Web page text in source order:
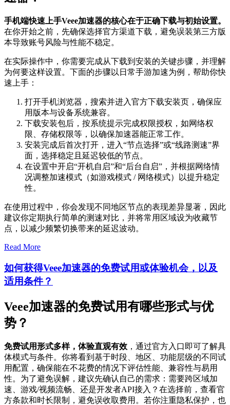
手机端快速上手Veee加速器的核心在于正确下载与初始设置。
在你开始之前，先确保选择官方渠道下载，避免误装第三方版
本导致账号风险与性能不稳定。
在实际操作中，你需要完成从下载到安装的关键步骤，并理解
为何要这样设置。下面的步骤以日常手游加速为例，帮助你快
速上手：
打开手机浏览器，搜索并进入官方下载安装页，确保应
用版本与设备系统兼容。
下载安装包后，按系统提示完成权限授权，如网络权
限、存储权限等，以确保加速器能正常工作。
安装完成后首次打开，进入“节点选择”或“线路测速”界
面，选择稳定且延迟较低的节点。
在设置中开启“开机自启”和“后台自启”，并根据网络情
况调整加速模式（如游戏模式 / 网络模式）以提升稳定
性。
在使用过程中，你会发现不同地区节点的表现差异显著，因此
建议你定期执行简单的测速对比，并将常用区域设为收藏节
点，以减少频繁切换带来的延迟波动。
Read More
如何获得Veee加速器的免费试用或体验机会，以及
适用条件？
Veee加速器的免费试用有哪些形式与优
势？
免费试用形式多样，体验直观有效 ，通过官方入口即可了解具
体模式与条件。你将看到基于时段、地区、功能层级的不同试
用配置，确保能在不花费的情况下评估性能、兼容性与易用
性。为了避免误解，建议先确认自己的需求：需要跨区域加
速、游戏/视频流畅、还是开发者API接入？在选择前，查看官
方条款和时长限制，避免误收取费用。若你注重隐私保护，也